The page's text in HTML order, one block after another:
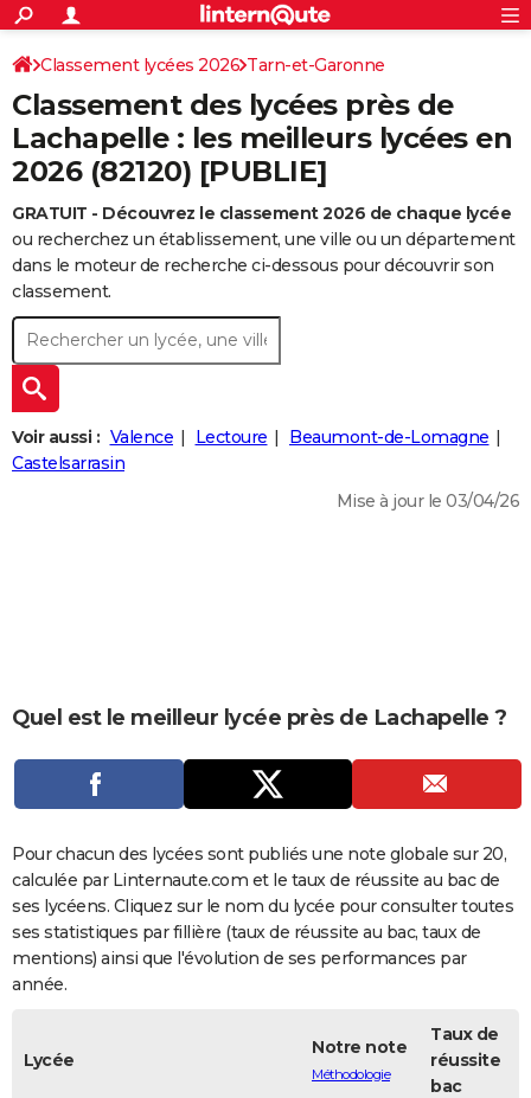
ACTUALITÉS
Politique
Société
Faits Divers
Education
Monde
Villes
+
SPORT
Coupe du monde 2026
Football
Tennis
Cyclisme
Rugby
Forum
CULTURE
Programme TV
TNT
Streaming
Cinéma
Sorties cinéma
Musique
+
FINANCE
Retraite
Impôts
Epargne
Immobilier
Risques naturels par ville
Banque
Assurance
Crédit
AUTO
Essais
Réserver un essai
Citadines
Berlines
SUV
Forum auto
+
HIGH-TECH
BRICOLAGE
Forum
Aménagement intérieur
Extérieur
Cuisine
Salle de bains
Jardinage
Rangement
+WEEK-END
Guides de France
Escapades
Patrimoine
Expositions
Musées
Week-end nature
+
LIFESTYLE
Art de vivre
Bien-être
Loisirs
Mode
Modes de vie
+SANTE
Dictionnaire
Biographies
Expressions
Proverbes
PROGRAMME TV
COPAINS D'AVANT
S'inscrire
Se connecter
Lycées
Collèges
Primaires
Universités
Entreprises
Service militaire
Avis de recherche
AVIS DE DÉCÈS
FORUM
Bricolage
Lifestyle
Culture
Sport
Auto
Television
Voyage
Cinema
S'inscrire
Connexion
Classement lycées 2026 Tarn-et-Garonne
Classement des lycées près de
Lachapelle : les meilleurs lycées en
2026 (82120) [PUBLIE]
GRATUIT - Découvrez le classement 2026 de chaque lycée
ou recherchez un établissement, une ville ou un département
dans le moteur de recherche ci-dessous pour découvrir son
classement.
Voir aussi : Valence Lectoure
Beaumont-de-Lomagne
Castelsarrasin
Mise à jour le 03/04/26
Quel est le meilleur lycée près de Lachapelle ?
Pour chacun des lycées sont publiés une note globale sur 20,
calculée par Linternaute.com et le taux de réussite au bac de
ses lycéens. Cliquez sur le nom du lycée pour consulter toutes
ses statistiques par fillière (taux de réussite au bac, taux de
mentions) ainsi que l'évolution de ses performances par
année.
Lycée
Notre note
Méthodologie
Taux de
réussite
bac